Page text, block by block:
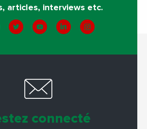
articles, interviews etc.
connecté